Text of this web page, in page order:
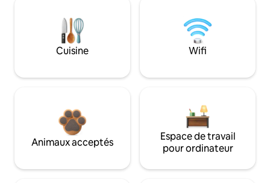
Cuisine Wifi
Animaux acceptés
Espace de travail
pour ordinateur